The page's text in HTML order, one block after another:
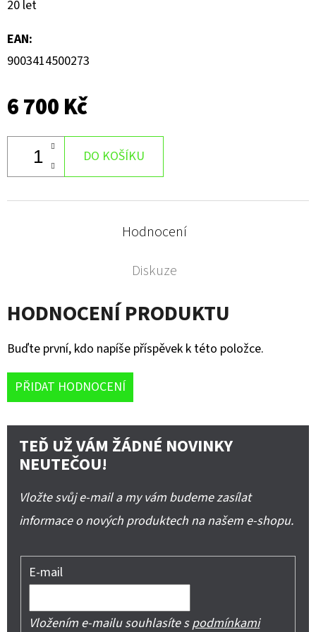
20 let
EAN:
9003414500273
6 700 Kč
DO KOŠÍKU
Hodnocení
Diskuze
HODNOCENÍ PRODUKTU
Buďte první, kdo napíše příspěvek k této položce.
PŘIDAT HODNOCENÍ
TEĎ UŽ VÁM ŽÁDNÉ NOVINKY
NEUTEČOU!
Vložte svůj e-mail a my vám budeme zasílat
informace o nových produktech na našem e-shopu.
E-mail
Vložením e-mailu souhlasíte spodmínkami